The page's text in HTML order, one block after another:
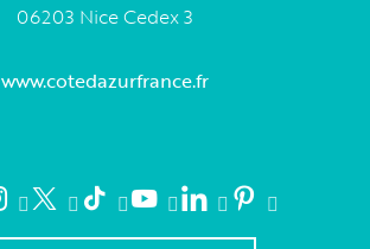
06203 Nice Cedex 3
www.cotedazurfrance.fr